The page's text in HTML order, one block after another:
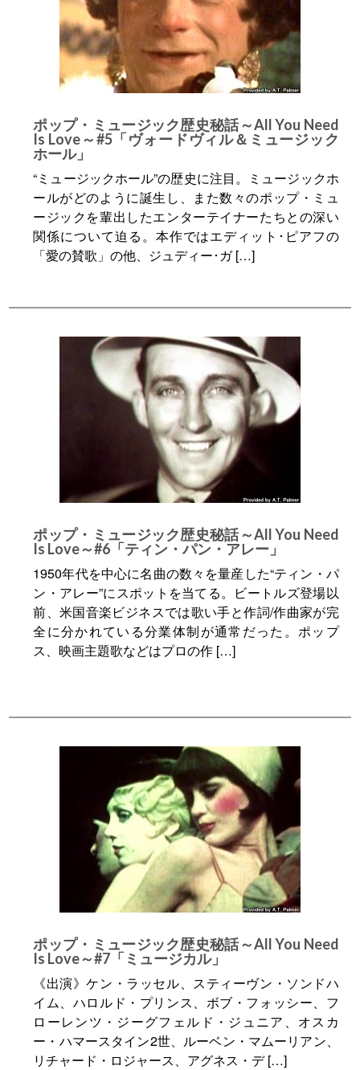
ポップ・ミュージック歴史秘話～All You Need
Is Love～#5「ヴォードヴィル＆ミュージック
ホール」
“ミュージックホール”の歴史に注目。ミュージックホ
ールがどのように誕生し、また数々のポップ・ミュ
ージックを輩出したエンターテイナーたちとの深い
関係について迫る。本作ではエディット･ピアフの
「愛の賛歌」の他、ジュディー･ガ […]
ポップ・ミュージック歴史秘話～All You Need
Is Love～#6「ティン・パン・アレー」
1950年代を中心に名曲の数々を量産した“ティン・パ
ン・アレー”にスポットを当てる。ビートルズ登場以
前、米国音楽ビジネスでは歌い手と作詞/作曲家が完
全に分かれている分業体制が通常だった。ポップ
ス、映画主題歌などはプロの作 […]
ポップ・ミュージック歴史秘話～All You Need
Is Love～#7「ミュージカル」
《出演》ケン・ラッセル、スティーヴン・ソンドハ
イム、ハロルド・プリンス、ボブ・フォッシー、フ
ローレンツ・ジーグフェルド・ジュニア、オスカ
ー・ハマースタイン2世、ルーベン・マムーリアン、
リチャード・ロジャース、アグネス・デ […]